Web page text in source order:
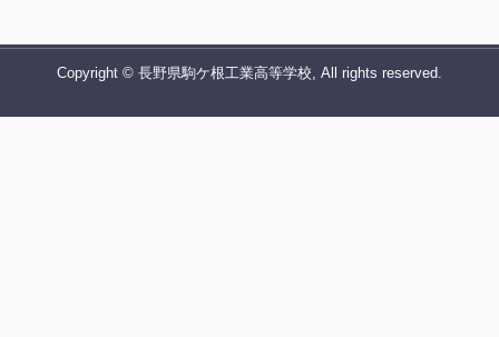
Copyright © 長野県駒ケ根工業高等学校, All rights reserved.